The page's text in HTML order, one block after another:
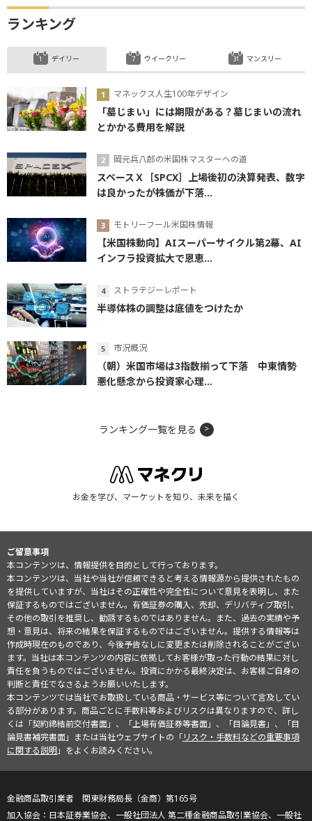
ランキング
デイリー
マネックス人生100年デザイン
「墓じまい」には期限がある？墓じまいの流れ
とかかる費用を解説
岡元兵八郎の米国株マスターへの道
スペースＸ［SPCX］上場後初の決算発表、数字
は良かったが株価が下落...
モトリーフール米国株情報
【米国株動向】AIスーパーサイクル第2幕、AI
インフラ投資拡大で恩恵...
ストラテジーレポート
半導体株の調整は底値をつけたか
市況概況
（朝）米国市場は3指数揃って下落 中東情勢
悪化懸念から投資家心理...
ウイークリー マンスリー
ランキング一覧を見る
お金を学び、マーケットを知り、未来を描く
ご留意事項
本コンテンツは、情報提供を目的として行っております。
本コンテンツは、当社や当社が信頼できると考える情報源から提供されたもの
を提供していますが、当社はその正確性や完全性について意見を表明し、また
保証するものではございません。有価証券の購入、売却、デリバティブ取引、
その他の取引を推奨し、勧誘するものではありません。また、過去の実績や予
想・意見は、将来の結果を保証するものではございません。提供する情報等は
作成時現在のものであり、今後予告なしに変更または削除されることがござい
ます。当社は本コンテンツの内容に依拠してお客様が取った行動の結果に対し
責任を負うものではございません。投資にかかる最終決定は、お客様ご自身の
判断と責任でなさるようお願いいたします。
本コンテンツでは当社でお取扱している商品・サービス等について言及してい
る部分があります。商品ごとに手数料等およびリスクは異なりますので、詳し
くは「契約締結前交付書面」、「上場有価証券等書面」、「目論見書」、「目
論見書補完書面」または当社ウェブサイトの「リスク・手数料などの重要事項
に関する説明」をよくお読みください。
金融商品取引業者 関東財務局長（金商）第165号
日本証券業協会、一般社団法人 第二種金融商品取引業協会、一般社